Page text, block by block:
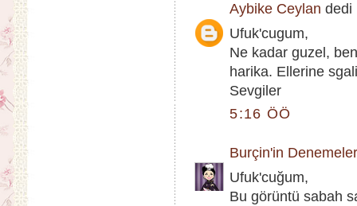
Aybike Ceylan dedi
Ufuk'cugum,
Ne kadar guzel,
harika. Ellerine
Sevgiler
5:16 ÖÖ
Burçin'in
Ufuk'cuğum,
Bu görüntü sabah